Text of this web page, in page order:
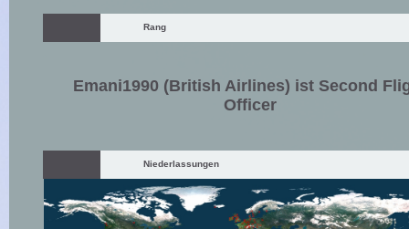
Rang
Emani1990 (British Airlines) ist Second
Officer
Niederlassungen